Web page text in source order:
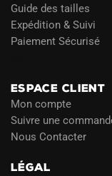
Guide des tailles
Expédition & Suivi
Paiement Sécurisé
ESPACE CLIENT
Mon compte
Suivre une
Nous Contacter
LÉGAL